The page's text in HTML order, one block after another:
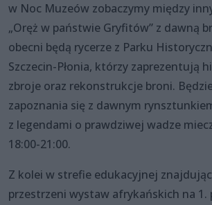
w Noc Muzeów zobaczymy między
„Oręż w państwie Gryfitów” z dawną
obecni będą rycerze z Parku
Szczecin-Płonia, którzy zaprezentują
zbroje oraz rekonstrukcje broni.
zapoznania się z dawnym
z legendami o prawdziwej wadze
18:00-21:00.
Z kolei w strefie edukacyjnej
przestrzeni wystaw afrykańskich na 1.